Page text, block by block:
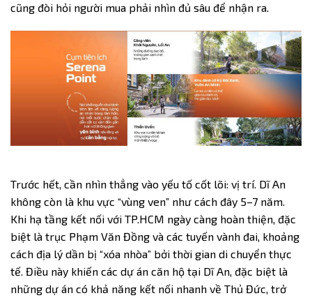
cũng đòi hỏi người mua phải nhìn đủ sâu để nhận ra.
Trước hết, cần nhìn thẳng vào yếu tố cốt lõi: vị trí. Dĩ An
không còn là khu vực “vùng ven” như cách đây 5–7 năm.
Khi hạ tầng kết nối với TP.HCM ngày càng hoàn thiện, đặc
biệt là trục Phạm Văn Đồng và các tuyến vành đai, khoảng
cách địa lý dần bị “xóa nhòa” bởi thời gian di chuyển thực
tế. Điều này khiến các dự án căn hộ tại Dĩ An, đặc biệt là
những dự án có khả năng kết nối nhanh về Thủ Đức, trở